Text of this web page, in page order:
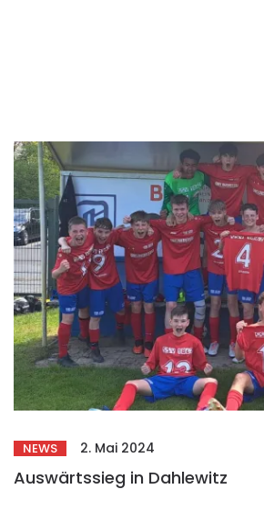
NEWS 2. Mai 2024
Auswärtssieg in Dahlewitz